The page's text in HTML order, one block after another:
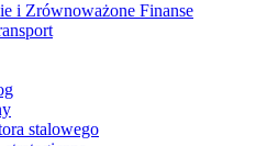
i Zrównoważone Finanse
stalowego